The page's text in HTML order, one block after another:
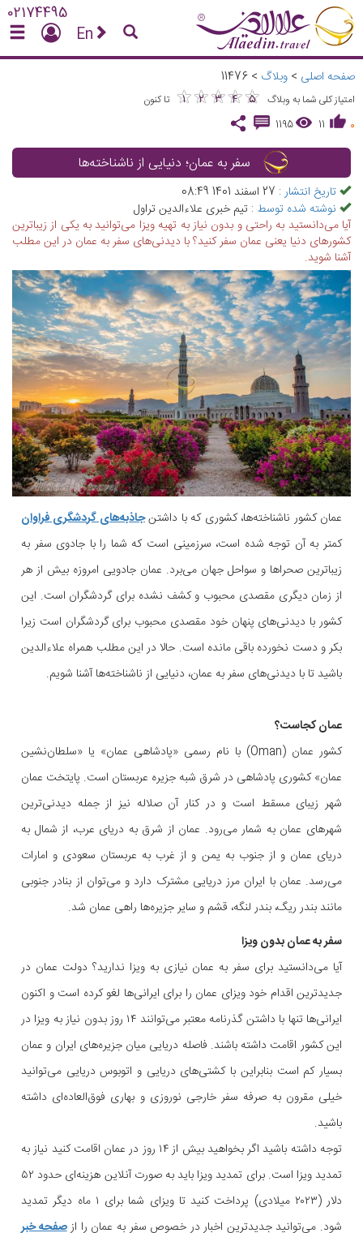
02174495
En
صفحه اصلی > وبلاگ >
11476
امتیاز کلی شما به وبلاگ ★
1 ★
2 ★
3 ★
4 ★
5
★★★★★
تا کنون
0
11
1195
سفر به عمان؛ دنیایی از ناشناخته‌ها
تاریخ انتشار : 27 اسفند 1401 08:49
نوشته شده توسط : تیم خبری علاءالدین تراول
آیا می‌دانستید به راحتی و بدون نیاز به تهیه ویزا می‌توانید به یکی از زیباترین
کشورهای دنیا یعنی عمان سفر کنید؟ با دیدنی‌های سفر به عمان در این مطلب
آشنا شوید.
عمان کشور ناشناخته‌ها، کشوری که با داشتنجاذبه‌های گردشگری فراوان
کمتر به آن توجه شده است، سرزمینی است که شما را با جادوی سفر به
زیباترین صحراها و سواحل جهان می‌برد. عمان جادویی امروزه بیش از هر
از زمان دیگری مقصدی محبوب و کشف نشده برای گردشگران است. این
کشور با دیدنی‌های پنهان خود مقصدی محبوب برای گردشگران است زیرا
بکر و دست نخورده باقی مانده است. حالا در این مطلب همراه علاءالدین
باشید تا با دیدنی‌های سفر به عمان، دنیایی از ناشناخته‌ها آشنا شویم.
عمان کجاست؟
کشور عمان (Oman) با نام رسمی «پادشاهی عمان» یا «سلطان‌نشین
عمان» کشوری پادشاهی در شرق شبه جزیره عربستان است. پایتخت عمان
شهر زیبای مسقط است و در کنار آن صلاله نیز از جمله دیدنی‌ترین
شهرهای عمان به شمار می‌رود. عمان از شرق به دریای عرب، از شمال به
دریای عمان و از جنوب به یمن و از غرب به عربستان سعودی و امارات
می‌رسد. عمان با ایران مرز دریایی مشترک دارد و می‌توان از بنادر جنوبی
مانند بندر ریگ، بندر لنگه، قشم و سایر جزیره‌ها راهی عمان شد.
سفر به عمان بدون ویزا
آیا می‌دانستید برای سفر به عمان نیازی به ویزا ندارید؟ دولت عمان در
جدیدترین اقدام خود ویزای عمان را برای ایرانی‌ها لغو کرده است و اکنون
ایرانی‌ها تنها با داشتن گذرنامه معتبر می‌توانند ۱۴ روز بدون نیاز به ویزا در
این کشور اقامت داشته باشند. فاصله دریایی میان جزیره‌های ایران و عمان
بسیار کم است بنابراین با کشتی‌های دریایی و اتوبوس دریایی می‌توانید
خیلی مقرون به صرفه سفر خارجی نوروزی و بهاری فوق‌العاده‌ای داشته
باشید.
توجه داشته باشید اگر بخواهید بیش از ۱۴ روز در عمان اقامت کنید نیاز به
تمدید ویزا است. برای تمدید ویزا باید به صورت آنلاین هزینه‌ای حدود ۵۲
دلار (۲۰۲۳ میلادی) پرداخت کنید تا ویزای شما برای ۱ ماه دیگر تمدید
شود. می‌توانید جدیدترین اخبار در خصوص سفر به عمان را ازصفحه خبر